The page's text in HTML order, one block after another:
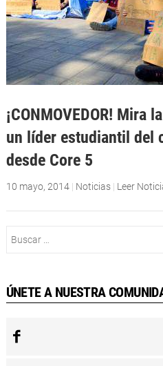
¡CONMOVEDOR! Mira
un líder estudiantil del
desde Core 5
10 mayo, 2014| Noticias | Leer
ÚNETE A NUESTRA